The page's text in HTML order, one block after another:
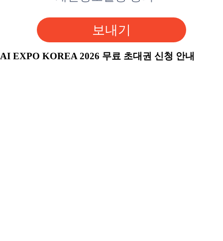
보내기
AI EXPO KOREA 2026 무료 초대권 신청 안내